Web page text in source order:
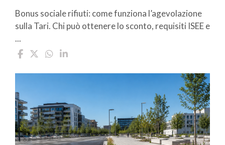
Bonus sociale rifiuti: come funziona l’agevolazione
sulla Tari. Chi può ottenere lo sconto, requisiti ISEE e
...